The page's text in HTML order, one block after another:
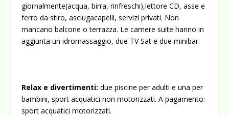
giornalmente(acqua, birra, rinfreschi),lettore CD, asse e
ferro da stiro, asciugacapelli, servizi privati. Non
mancano balcone o terrazza. Le camere suite hanno in
aggiunta un idromassaggio, due TV Sat e due minibar.
Relax e divertimenti:due piscine per adulti e una per
bambini, sport acquatici non motorizzati. A pagamento:
sport acquatici motorizzati.